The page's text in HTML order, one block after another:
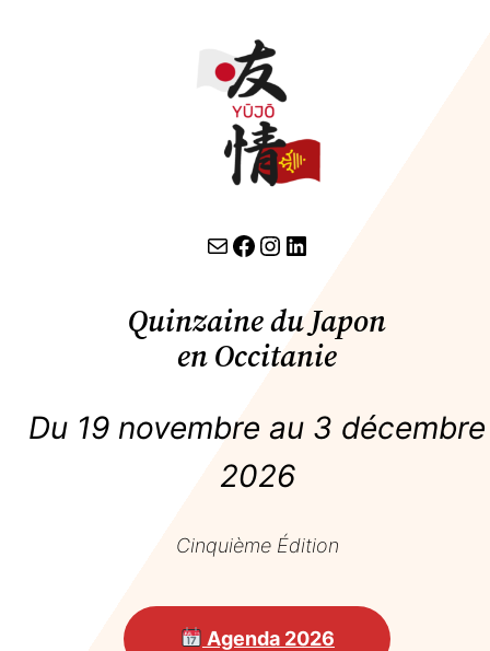
contact par email lien facebook Instagram LinkedIn
Quinzaine du Japon
en Occitanie
Du 19 novembre au 3 décembre
2026
Cinquième Édition
Agenda 2026